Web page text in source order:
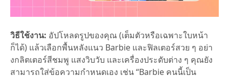
วิธีใช้งาน: อัปโหลดรูปของคุณ (เต็มตัวหรือเฉพาะใบหน้า
ก็ได้) แล้วเลือกพื้นหลังแนว Barbie และฟิลเตอร์สวย ๆ อย่า
งกลิตเตอร์สีชมพู แสงวิบวับ และเครื่องประดับต่าง ๆ คุณยัง
สามารถใส่ข้อความกำหนดเอง เช่น “Barbie คนนี้เป็น